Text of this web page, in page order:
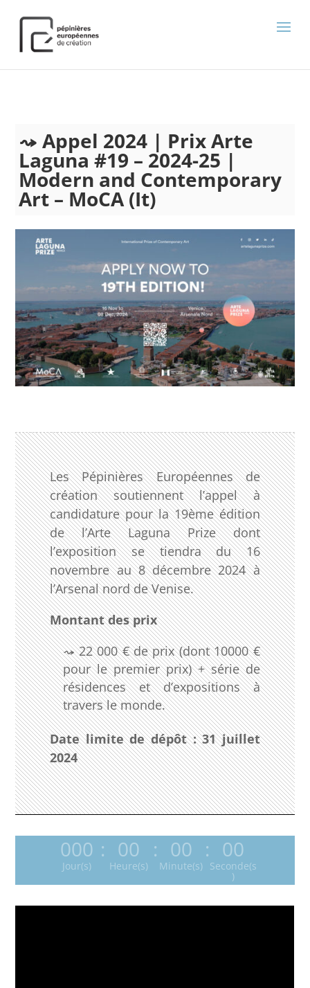
Appel 2024 | Prix Arte
Laguna #19 – 2024-25 |
Modern and Contemporary
Art – MoCA (It)
Les Pépinières Européennes de
création soutiennent l’appel à
candidature pour la 19ème édition
de l’Arte Laguna Prize dont
l’exposition se tiendra du 16
novembre au 8 décembre 2024 à
l’Arsenal nord de Venise.
Montant des prix
22 000 € de prix (dont 10000 €
pour le premier prix) + série de
résidences et d’expositions à
travers le monde.
Date limite de dépôt : 31 juillet
2024
000
Jour(s)
: 00
Heure(s)
: 00
Minute(s)
: 00
Seconde(s
)